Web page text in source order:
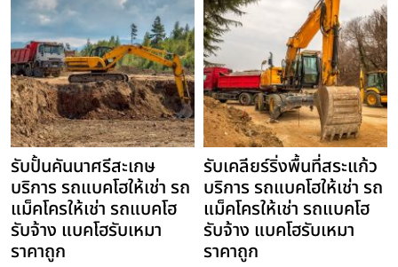
รับปั้นคันนาศรีสะเกษ
บริการ รถแบคโฮให้เช่า รถ
แม็คโครให้เช่า รถแบคโฮ
รับจ้าง แบคโฮรับเหมา
ราคาถูก
รับเคลียร์ริ่งพื้นที่สระแก้ว
บริการ รถแบคโฮให้เช่า รถ
แม็คโครให้เช่า รถแบคโฮ
รับจ้าง แบคโฮรับเหมา
ราคาถูก